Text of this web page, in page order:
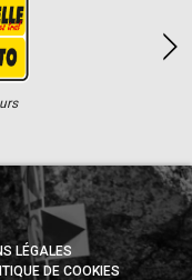
LÉGALES
DE COOKIES